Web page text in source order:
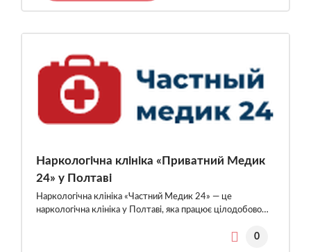
Наркологічна клініка «Приватний Медик
24» у Полтаві
Наркологічна клініка «Частний Медик 24» — це
наркологічна клініка у Полтаві, яка працює цілодобово…
0